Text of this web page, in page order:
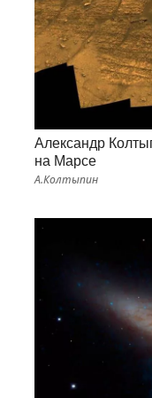
Александр
на Марсе
А.Колтыпин